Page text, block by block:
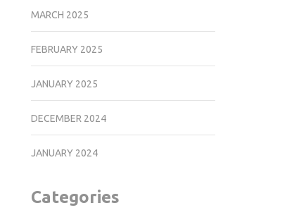
MARCH 2025
FEBRUARY 2025
JANUARY 2025
DECEMBER 2024
JANUARY 2024
Categories